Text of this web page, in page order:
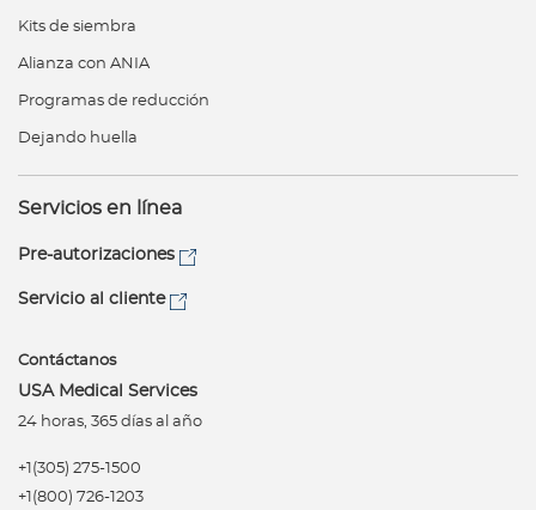
Kits de siembra
Alianza con ANIA
Programas de reducción
Dejando huella
Servicios en línea
Pre-autorizaciones
Servicio al cliente
Contáctanos
USA Medical Services
24 horas, 365 días al año
+1(305) 275-1500
+1(800) 726-1203